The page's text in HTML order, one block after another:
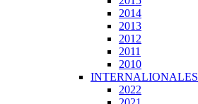
2014
2013
2012
2011
2010
INTERNALIONALES
2022